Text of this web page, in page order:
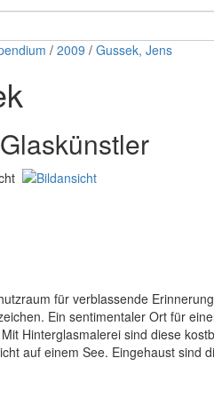
/ 2009 / Gussek, Jens
für verblassende
Ein sentimentaler Ort für
Hinterglasmalerei sind diese
auf einem See. Eingehaust sind